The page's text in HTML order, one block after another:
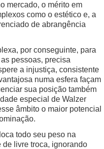
mercado, o mérito em
como o estético e, a
de abrangência
por conseguinte, para
pessoas, precisa
a injustiça, consistente
numa esfera façam
sua posição também
especial de Walzer
âmbito o maior potencial
todo seu peso na
de livre troca, ignorando